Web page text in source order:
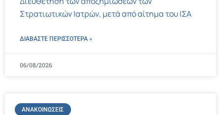
Στρατιωτικών Ιατρών, μετά από αίτημα του ΙΣΑ
ΔΙΑΒΑΣΤΕ ΠΕΡΙΣΣΌΤΕΡΑ »
06/08/2026
ΑΝΑΚΟΙΝΏΣΕΙΣ